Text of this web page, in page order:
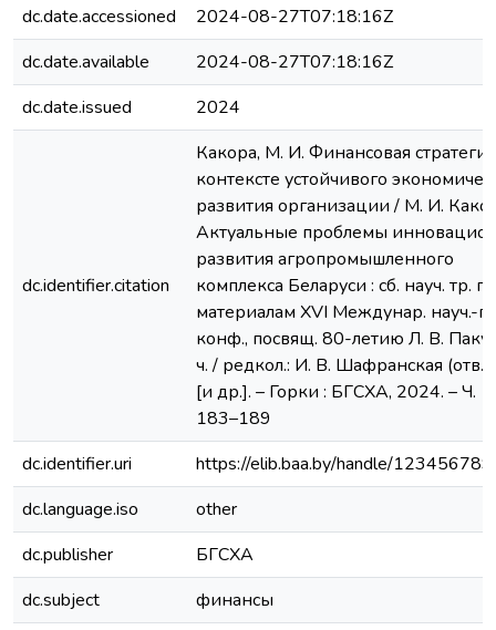
dc.date.accessioned
2024-08-27T07:18:16Z
dc.date.available
2024-08-27T07:18:16Z
dc.date.issued
2024
dc.identifier.citation
Какора, М. И. Финансовая
контексте устойчивого
развития организации / М. И.
Актуальные проблемы
развития агропромышленного
комплекса Беларуси : сб. науч. тр. по
материалам XVI Междунар. науч.-
конф., посвящ. 80-летию Л. В.
ч. / редкол.: И. В. Шафранская (отв.
[и др.]. – Горки : БГСХА, 2024. – Ч.
183–189
dc.identifier.uri
https://elib.baa.by/handle/
dc.language.iso
other
dc.publisher
БГСХА
dc.subject
финансы